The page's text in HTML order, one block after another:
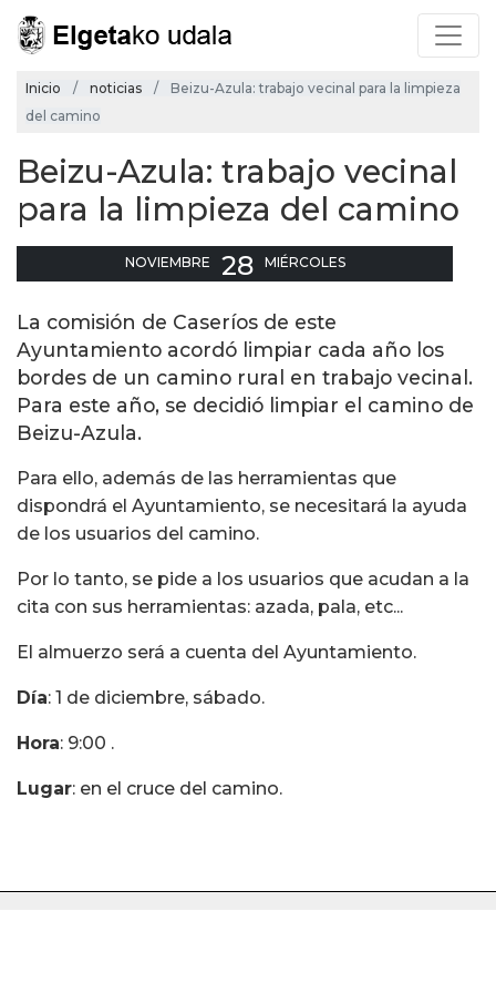
Inicio noticias
Beizu-Azula: trabajo vecinal para la limpieza
del camino
Beizu-Azula: trabajo vecinal
para la limpieza del camino
NOVIEMBRE 28 MIÉRCOLES
La comisión de Caseríos de este
Ayuntamiento acordó limpiar cada año los
bordes de un camino rural en trabajo vecinal.
Para este año, se decidió limpiar el camino de
Beizu-Azula.
Para ello, además de las herramientas que
dispondrá el Ayuntamiento, se necesitará la ayuda
de los usuarios del camino.
Por lo tanto, se pide a los usuarios que acudan a la
cita con sus herramientas: azada, pala, etc...
El almuerzo será a cuenta del Ayuntamiento.
Día: 1 de diciembre, sábado.
Hora: 9:00 .
Lugar: en el cruce del camino.